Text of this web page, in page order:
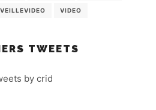
VEILLEVIDEO VIDEO
TWEETS
by crid